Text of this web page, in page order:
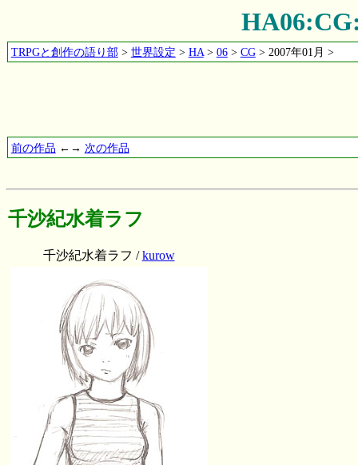
TRPGと創作の語り部> 世界設定 > HA> 06> CG> 2007年01月 >
前の作品 ←→ 次の作品
千沙紀水着ラフ
千沙紀水着ラフ /kurow